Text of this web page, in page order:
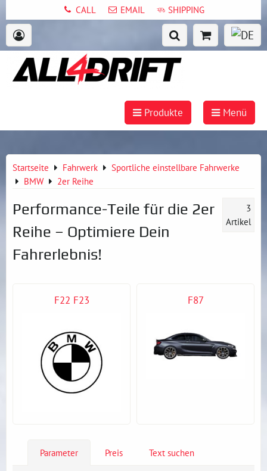
CALL EMAIL SHIPPING
Produkte Menü
Startseite Fahrwerk
Sportliche einstellbare Fahrwerke
BMW
2er Reihe
Performance-Teile für die 2er
Reihe – Optimiere Dein
Fahrerlebnis!
3
Artikel
F22 F23 F87
Parameter Preis Text suchen